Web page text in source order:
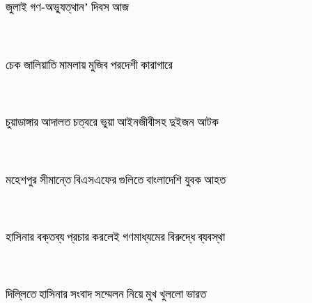
জুলাই গণ-অভ্যুত্থান’ দিবস আজ
চেক জালিয়াতি মামলায় মুজিব পরদেশী কারাগারে
চুয়াডাঙ্গার আদালত চত্বরে ভুয়া আইনজীবীসহ দুইজন আটক
মহেশপুর সীমান্তে বিএসএফের গুলিতে বাংলাদেশি যুবক আহত
হাসিনার বক্তব্য প্রচার করলেই গণমাধ্যমের বিরুদ্ধে ব্যবস্থা
দিল্লিতে হাসিনার সংবাদ সম্মেলন নিয়ে মুখ খুললো ভারত